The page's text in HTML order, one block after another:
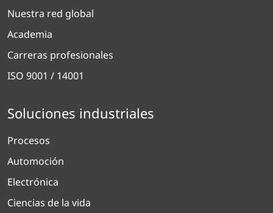
Nuestra red global
Academia
Carreras profesionales
ISO 9001 / 14001
Soluciones industriales
Procesos
Automoción
Electrónica
Ciencias de la vida